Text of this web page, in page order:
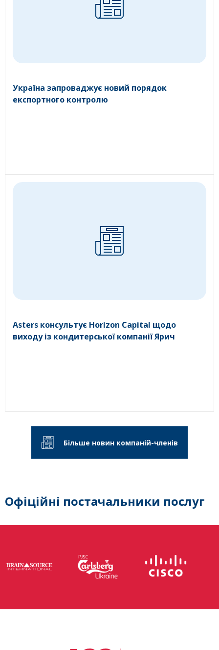
Україна запроваджує новий порядок
експортного контролю
Asters консультує Horizon Capital щодо
виходу із кондитерської компанії Ярич
Більше новин компаній-членів
Офіційні постачальники послуг